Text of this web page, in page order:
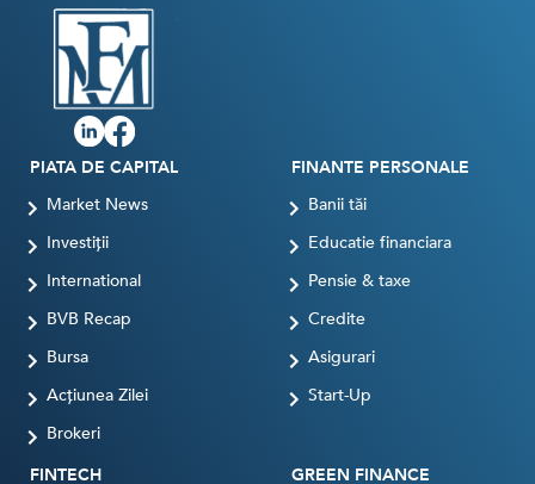
PIATA DE CAPITAL
Market News
Investiții
International
BVB Recap
Bursa
Acțiunea Zilei
Brokeri
FINANTE PERSONALE
Banii tăi
Educatie financiara
Pensie & taxe
Credite
Asigurari
Start-Up
FINTECH GREEN FINANCE